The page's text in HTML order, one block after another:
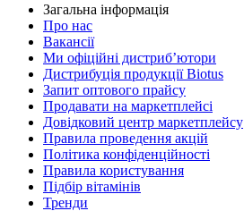
Загальна інформація
Про нас
Вакансії
Ми офіційні дистриб’ютори
Дистрибуція продукції Biotus
Запит оптового прайсу
Продавати на маркетплейсі
Довідковий центр маркетплейсу
Правила проведення акцій
Політика конфіденційності
Правила користування
Підбір вітамінів
Тренди